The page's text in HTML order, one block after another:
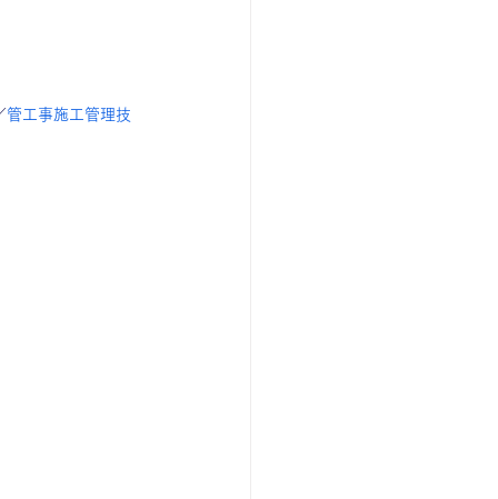
管工事施工管理技